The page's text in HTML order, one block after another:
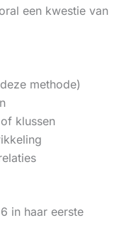
een kwestie van
methode)
klussen
in haar eerste